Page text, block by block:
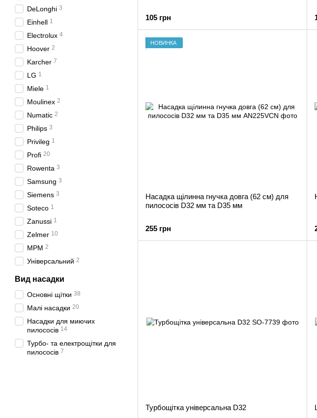
105 грн
НОВИНКА
Насадка щілинна гнучка довга (62 см) для
пилососів D32 мм та D35 мм
255 грн
Турбощітка універсальна D32
DeLonghi 3
Einhell 1
Electrolux 4
Hoover 2
Karcher 7
LG 1
Miele 1
Moulinex 2
Numatic 2
Philips 3
Privileg 1
Profi 20
Rowenta 3
Samsung 3
Siemens 3
Soteco 1
Zanussi 1
Zelmer 10
MPM 2
Універсальний 2
Вид насадки
Основні щітки 38
Малі насадки 20
Насадки для миючих
пилососів 14
Турбо- та електрощітки для
пилососів 7